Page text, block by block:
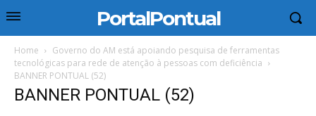
PortalPontual
Home
Governo do AM está apoiando pesquisa de ferramentas
tecnológicas para rede de atenção à pessoas com deficiência
BANNER PONTUAL (52)
BANNER PONTUAL (52)